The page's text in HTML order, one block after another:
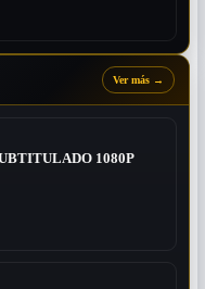
Ver más →
1080P